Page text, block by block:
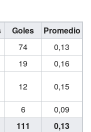
Goles
Promedio
74
0,13
19
0,16
12
0,15
6
0,09
111 0,13